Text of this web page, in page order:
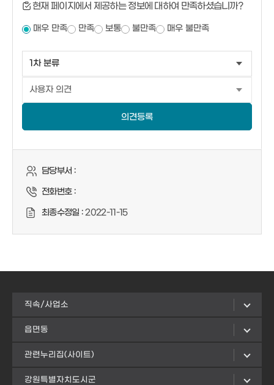
현재 페이지에서 제공하는 정보에 대하여 만족하셨습니까?
매우 만족 만족 보통 불만족 매우 불만족
의견등록
담당부서 :
전화번호 :
최종수정일 :2022-11-15
직속/사업소
읍면동
관련누리집(사이트)
강원특별자치도시군